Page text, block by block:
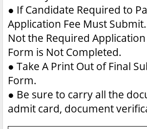
● If Candidate Required to
Application Fee Must
Not the Required
Form is Not Completed.
● Take A Print Out of Final
Form.
● Be sure to carry all the
admit card, document